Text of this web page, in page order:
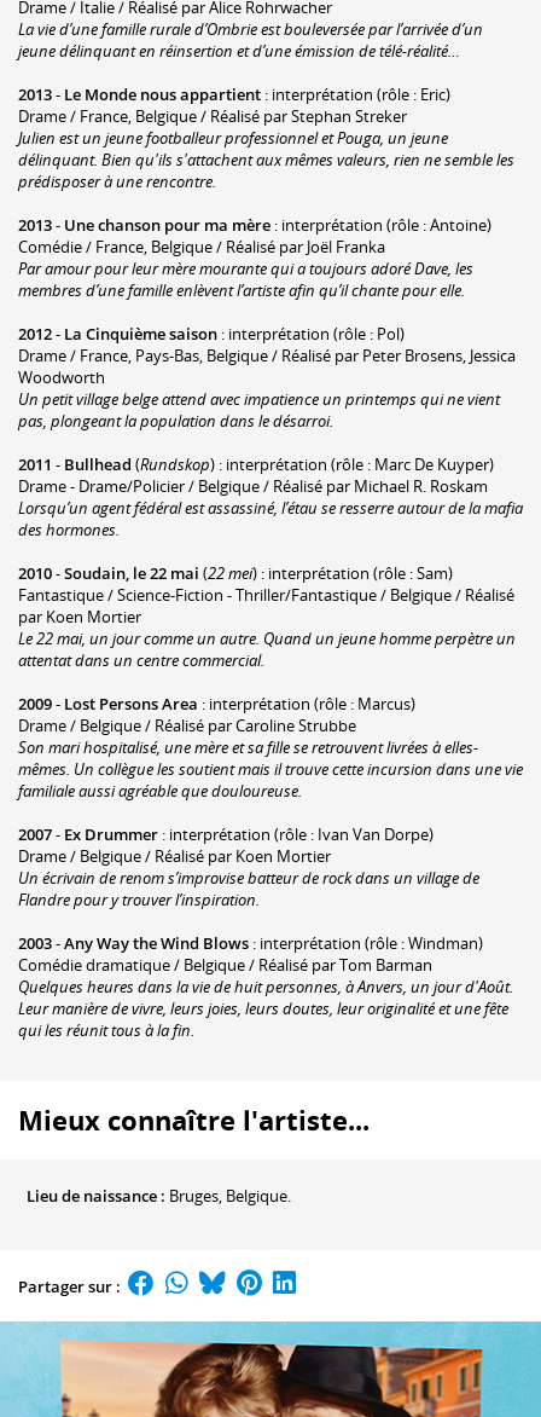
Drame / Italie / Réalisé par Alice Rohrwacher
La vie d’une famille rurale d’Ombrie est bouleversée par l’arrivée d’un
jeune délinquant en réinsertion et d’une émission de télé-réalité…
2013- Le Monde nous appartient : interprétation (rôle : Eric)
Drame / France, Belgique / Réalisé par Stephan Streker
Julien est un jeune footballeur professionnel et Pouga, un jeune
délinquant. Bien qu'ils s'attachent aux mêmes valeurs, rien ne semble les
prédisposer à une rencontre.
2013- Une chanson pour ma mère : interprétation (rôle : Antoine)
Comédie / France, Belgique / Réalisé par Joël Franka
Par amour pour leur mère mourante qui a toujours adoré Dave, les
membres d’une famille enlèvent l’artiste afin qu’il chante pour elle.
2012- La Cinquième saison : interprétation (rôle : Pol)
Drame / France, Pays-Bas, Belgique / Réalisé par Peter Brosens, Jessica
Woodworth
Un petit village belge attend avec impatience un printemps qui ne vient
pas, plongeant la population dans le désarroi.
2011 - Bullhead (Rundskop) : interprétation (rôle : Marc De Kuyper)
Drame - Drame/Policier / Belgique / Réalisé par Michael R. Roskam
Lorsqu’un agent fédéral est assassiné, l’étau se resserre autour de la mafia
des hormones.
2010-Soudain, le 22 mai (22 mei) : interprétation (rôle : Sam)
Fantastique / Science-Fiction - Thriller/Fantastique / Belgique / Réalisé
par Koen Mortier
Le 22 mai, un jour comme un autre. Quand un jeune homme perpètre un
attentat dans un centre commercial.
2009- Lost Persons Area : interprétation (rôle : Marcus)
Drame / Belgique / Réalisé par Caroline Strubbe
Son mari hospitalisé, une mère et sa fille se retrouvent livrées à elles-
mêmes. Un collègue les soutient mais il trouve cette incursion dans une vie
familiale aussi agréable que douloureuse.
2007- Ex Drummer : interprétation (rôle : Ivan Van Dorpe)
Drame / Belgique / Réalisé par Koen Mortier
Un écrivain de renom s’improvise batteur de rock dans un village de
Flandre pour y trouver l’inspiration.
2003-Any Way the Wind Blows : interprétation (rôle : Windman)
Comédie dramatique / Belgique / Réalisé par Tom Barman
Quelques heures dans la vie de huit personnes, à Anvers, un jour d'Août.
Leur manière de vivre, leurs joies, leurs doutes, leur originalité et une fête
qui les réunit tous à la fin.
Mieux connaître l'artiste...
Lieu de naissance : Bruges, Belgique.
Partager sur :